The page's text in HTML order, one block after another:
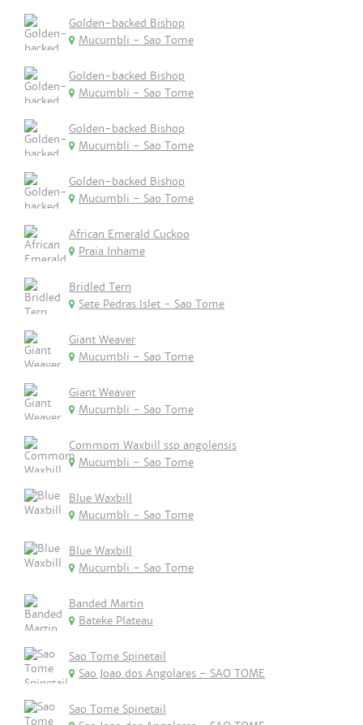
Golden-backed Bishop
Mucumbli - Sao Tome
Golden-backed Bishop
Mucumbli - Sao Tome
Golden-backed Bishop
Mucumbli - Sao Tome
Golden-backed Bishop
Mucumbli - Sao Tome
African Emerald Cuckoo
Praia Inhame
Bridled Tern
Sete Pedras Islet - Sao Tome
Giant Weaver
Mucumbli - Sao Tome
Giant Weaver
Mucumbli - Sao Tome
Commom Waxbill ssp angolensis
Mucumbli - Sao Tome
Blue Waxbill
Mucumbli - Sao Tome
Blue Waxbill
Mucumbli - Sao Tome
Banded Martin
Bateke Plateau
Sao Tome Spinetail
Sao Joao dos Angolares - SAO TOME
Sao Tome Spinetail